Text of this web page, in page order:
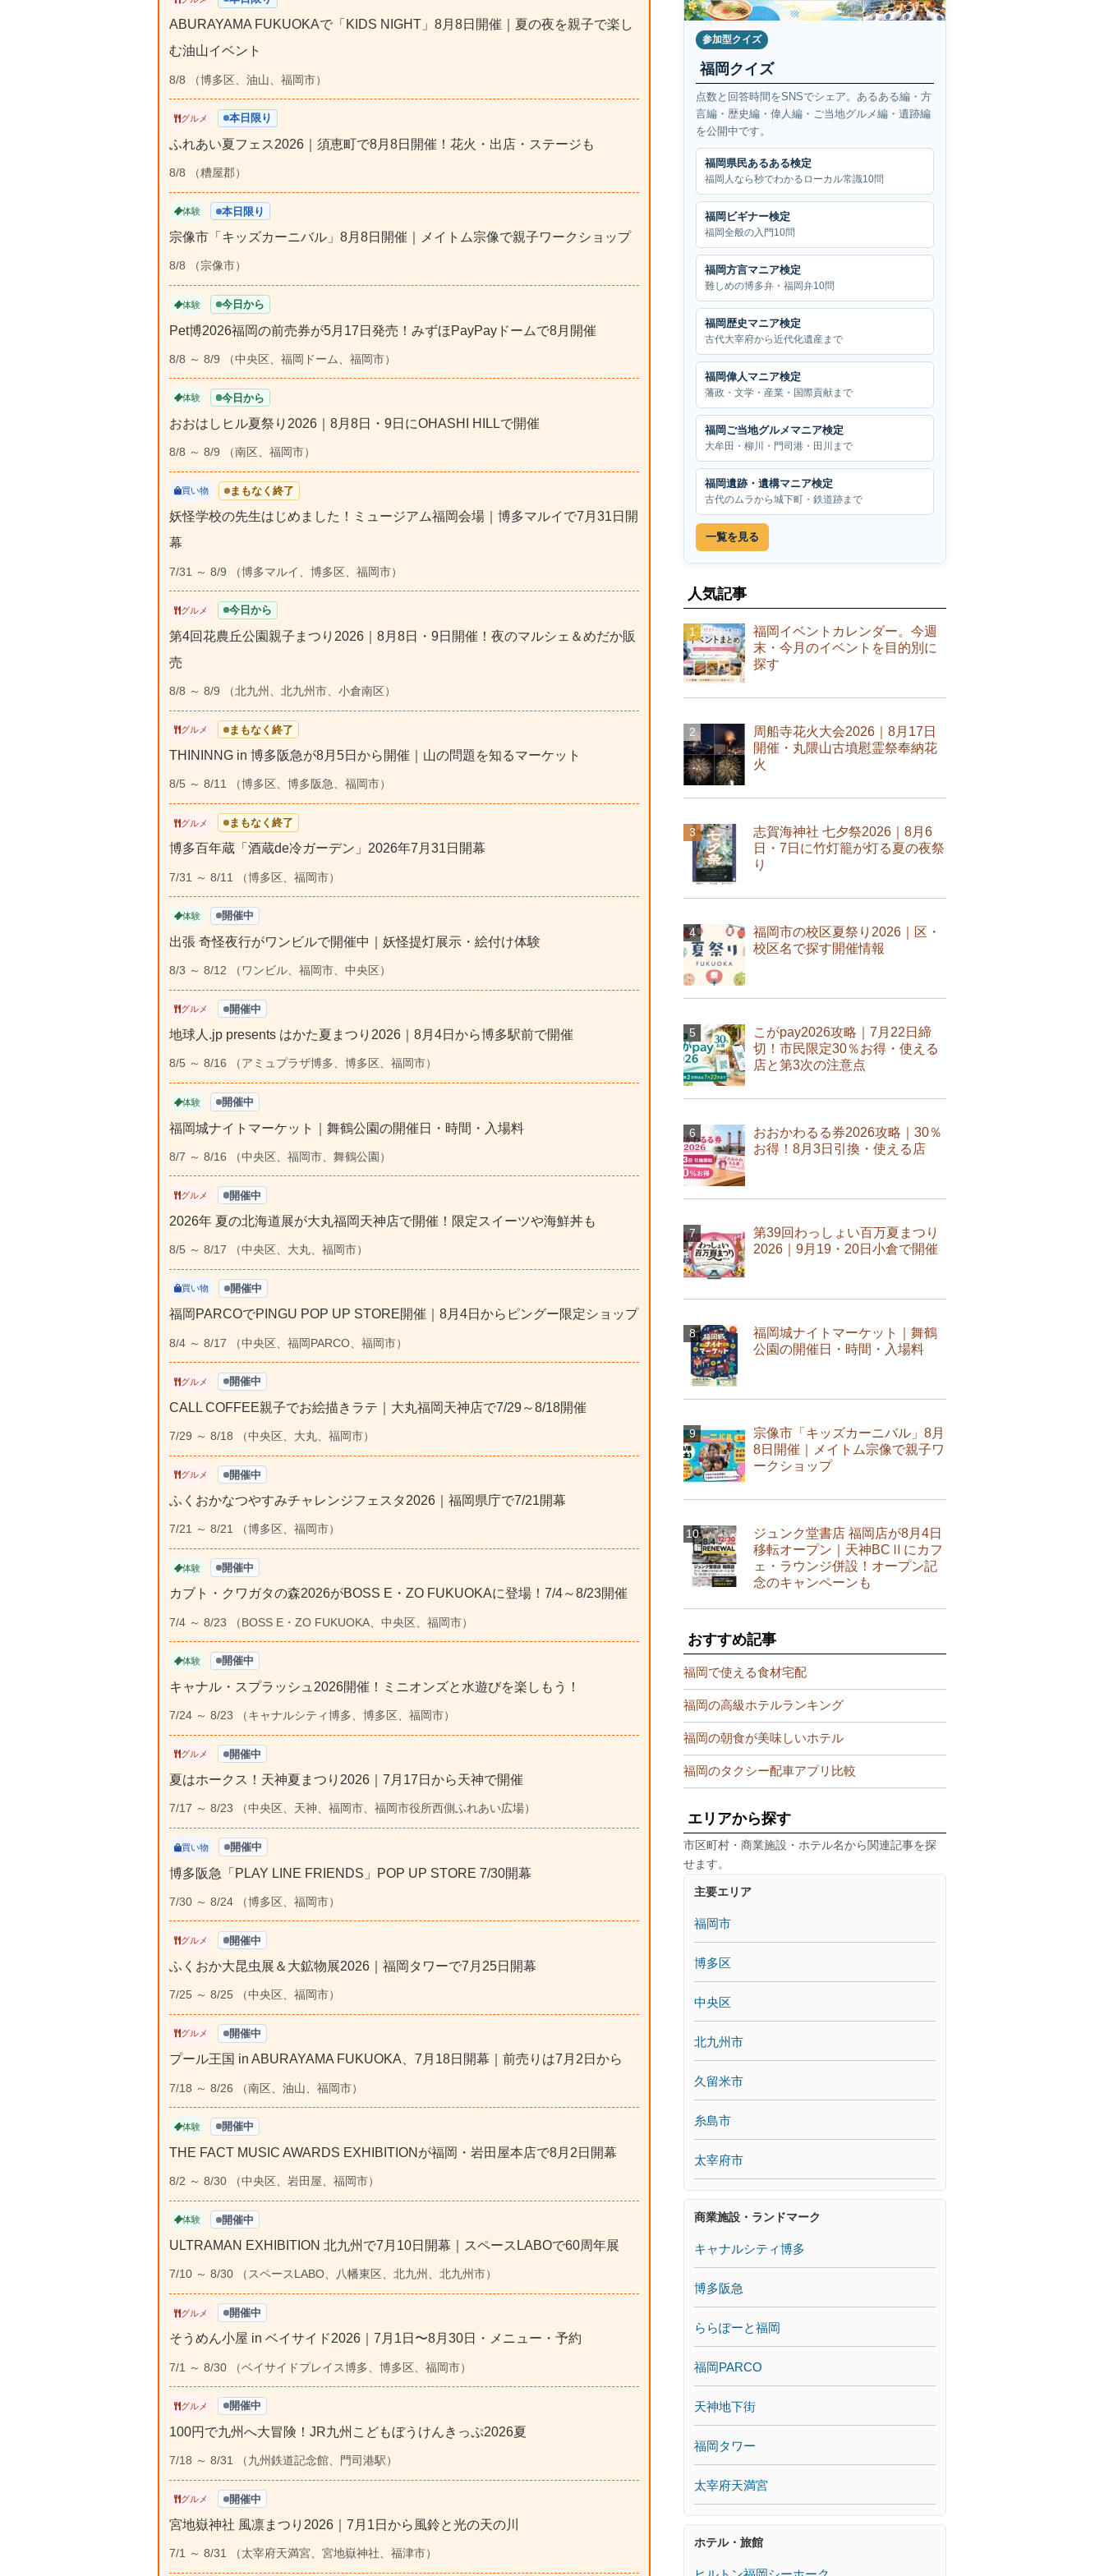
ABURAYAMA FUKUOKAで「KIDS NIGHT」8月8日開催｜夏の夜を親子で楽し
む油山イベント
8/8 （博多区、油山、福岡市）
グルメ 本日限り
ふれあい夏フェス2026｜須恵町で8月8日開催！花火・出店・ステージも
8/8 （糟屋郡）
体験 本日限り
宗像市「キッズカーニバル」8月8日開催｜メイトム宗像で親子ワークショップ
8/8 （宗像市）
体験 今日から
Pet博2026福岡の前売券が5月17日発売！みずほPayPayドームで8月開催
8/8 ～ 8/9 （中央区、福岡ドーム、福岡市）
体験 今日から
おおはしヒル夏祭り2026｜8月8日・9日にOHASHI HILLで開催
8/8 ～ 8/9 （南区、福岡市）
買い物 まもなく終了
妖怪学校の先生はじめました！ミュージアム福岡会場｜博多マルイで7月31日開
幕
7/31 ～ 8/9 （博多マルイ、博多区、福岡市）
グルメ 今日から
第4回花農丘公園親子まつり2026｜8月8日・9日開催！夜のマルシェ＆めだか販
売
8/8 ～ 8/9 （北九州、北九州市、小倉南区）
グルメ まもなく終了
THININNG in 博多阪急が8月5日から開催｜山の問題を知るマーケット
8/5 ～ 8/11 （博多区、博多阪急、福岡市）
グルメ まもなく終了
博多百年蔵「酒蔵de冷ガーデン」2026年7月31日開幕
7/31 ～ 8/11 （博多区、福岡市）
体験 開催中
出張 奇怪夜行がワンビルで開催中｜妖怪提灯展示・絵付け体験
8/3 ～ 8/12 （ワンビル、福岡市、中央区）
グルメ 開催中
地球人.jp presents はかた夏まつり2026｜8月4日から博多駅前で開催
8/5 ～ 8/16 （アミュプラザ博多、博多区、福岡市）
体験 開催中
福岡城ナイトマーケット｜舞鶴公園の開催日・時間・入場料
8/7 ～ 8/16 （中央区、福岡市、舞鶴公園）
グルメ 開催中
2026年 夏の北海道展が大丸福岡天神店で開催！限定スイーツや海鮮丼も
8/5 ～ 8/17 （中央区、大丸、福岡市）
買い物 開催中
福岡PARCOでPINGU POP UP STORE開催｜8月4日からピングー限定ショップ
8/4 ～ 8/17 （中央区、福岡PARCO、福岡市）
グルメ 開催中
CALL COFFEE親子でお絵描きラテ｜大丸福岡天神店で7/29～8/18開催
7/29 ～ 8/18 （中央区、大丸、福岡市）
グルメ 開催中
ふくおかなつやすみチャレンジフェスタ2026｜福岡県庁で7/21開幕
7/21 ～ 8/21 （博多区、福岡市）
体験 開催中
カブト・クワガタの森2026がBOSS E・ZO FUKUOKAに登場！7/4～8/23開催
7/4 ～ 8/23 （BOSS E・ZO FUKUOKA、中央区、福岡市）
体験 開催中
キャナル・スプラッシュ2026開催！ミニオンズと水遊びを楽しもう！
7/24 ～ 8/23 （キャナルシティ博多、博多区、福岡市）
グルメ 開催中
夏はホークス！天神夏まつり2026｜7月17日から天神で開催
7/17 ～ 8/23 （中央区、天神、福岡市、福岡市役所西側ふれあい広場）
買い物 開催中
博多阪急「PLAY LINE FRIENDS」POP UP STORE 7/30開幕
7/30 ～ 8/24 （博多区、福岡市）
グルメ 開催中
ふくおか大昆虫展＆大鉱物展2026｜福岡タワーで7月25日開幕
7/25 ～ 8/25 （中央区、福岡市）
グルメ 開催中
プール王国 in ABURAYAMA FUKUOKA、7月18日開幕｜前売りは7月2日から
7/18 ～ 8/26 （南区、油山、福岡市）
体験 開催中
THE FACT MUSIC AWARDS EXHIBITIONが福岡・岩田屋本店で8月2日開幕
8/2 ～ 8/30 （中央区、岩田屋、福岡市）
体験 開催中
ULTRAMAN EXHIBITION 北九州で7月10日開幕｜スペースLABOで60周年展
7/10 ～ 8/30 （スペースLABO、八幡東区、北九州、北九州市）
グルメ 開催中
そうめん小屋 in ベイサイド2026｜7月1日〜8月30日・メニュー・予約
7/1 ～ 8/30 （ベイサイドプレイス博多、博多区、福岡市）
グルメ 開催中
100円で九州へ大冒険！JR九州こどもぼうけんきっぷ2026夏
7/18 ～ 8/31 （九州鉄道記念館、門司港駅）
グルメ 開催中
宮地嶽神社 風凛まつり2026｜7月1日から風鈴と光の天の川
7/1 ～ 8/31 （太宰府天満宮、宮地嶽神社、福津市）
参加型クイズ
福岡クイズ
点数と回答時間をSNSでシェア。あるある編・方
言編・歴史編・偉人編・ご当地グルメ編・遺跡編
を公開中です。
福岡県民あるある検定
福岡人なら秒でわかるローカル常識10問
福岡ビギナー検定
福岡全般の入門10問
福岡方言マニア検定
難しめの博多弁・福岡弁10問
福岡歴史マニア検定
古代大宰府から近代化遺産まで
福岡偉人マニア検定
藩政・文学・産業・国際貢献まで
福岡ご当地グルメマニア検定
大牟田・柳川・門司港・田川まで
福岡遺跡・遺構マニア検定
古代のムラから城下町・鉄道跡まで
一覧を見る
人気記事
福岡イベントカレンダー。今週
末・今月のイベントを目的別に
探す
周船寺花火大会2026｜8月17日
開催・丸隈山古墳慰霊祭奉納花
火
志賀海神社 七夕祭2026｜8月6
日・7日に竹灯籠が灯る夏の夜祭
り
福岡市の校区夏祭り2026｜区・
校区名で探す開催情報
こがpay2026攻略｜7月22日締
切！市民限定30％お得・使える
店と第3次の注意点
おおかわるる券2026攻略｜30％
お得！8月3日引換・使える店
第39回わっしょい百万夏まつり
2026｜9月19・20日小倉で開催
福岡城ナイトマーケット｜舞鶴
公園の開催日・時間・入場料
宗像市「キッズカーニバル」8月
8日開催｜メイトム宗像で親子ワ
ークショップ
ジュンク堂書店 福岡店が8月4日
移転オープン｜天神BCⅡにカフ
ェ・ラウンジ併設！オープン記
念のキャンペーンも
おすすめ記事
福岡で使える食材宅配
福岡の高級ホテルランキング
福岡の朝食が美味しいホテル
福岡のタクシー配車アプリ比較
エリアから探す
市区町村・商業施設・ホテル名から関連記事を探
せます。
主要エリア
福岡市
博多区
中央区
北九州市
久留米市
糸島市
太宰府市
商業施設・ランドマーク
キャナルシティ博多
博多阪急
ららぽーと福岡
福岡PARCO
天神地下街
福岡タワー
太宰府天満宮
ホテル・旅館